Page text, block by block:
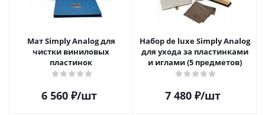
Мат Simply Analog для
чистки виниловых
пластинок
6 560₽/шт
Набор de luxe Simply Analog
для ухода за пластинками
и иглами (5 предметов)
7 480₽/шт